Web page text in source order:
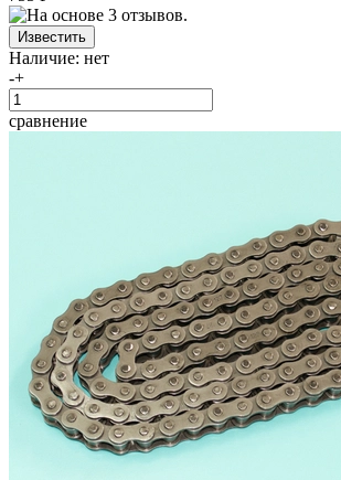
Наличие: нет
-+
сравнение